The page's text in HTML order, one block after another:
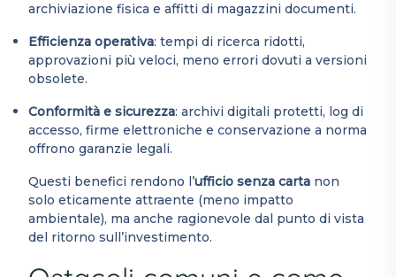
archiviazione fisica e affitti di magazzini documenti.
Efficienza operativa: tempi di ricerca ridotti,
approvazioni più veloci, meno errori dovuti a versioni
obsolete.
Conformità e sicurezza: archivi digitali protetti, log di
accesso, firme elettroniche e conservazione a norma
offrono garanzie legali.
Questi benefici rendono l’ufficio senza carta non
solo eticamente attraente (meno impatto
ambientale), ma anche ragionevole dal punto di vista
del ritorno sull’investimento.